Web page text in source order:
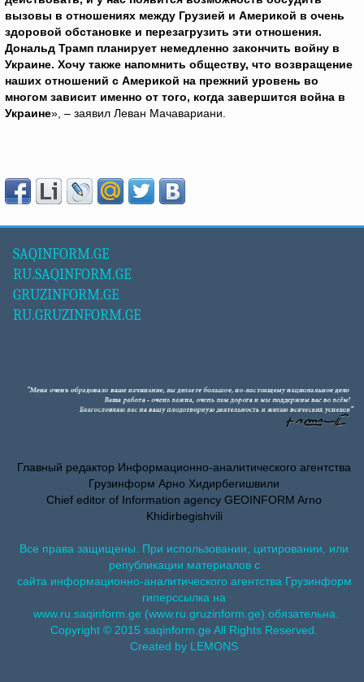
вызовы в отношениях между Грузией и Америкой в очень
здоровой обстановке и перезагрузить эти отношения.
Дональд Трамп планирует немедленно закончить войну в
Украине. Хочу также напомнить обществу, что возвращение
наших отношений с Америкой на прежний уровень во
многом зависит именно от того, когда завершится война в
Украине», – заявил Леван Мачавариани.
SAQINFORM.GE
RU.SAQINFORM.GE
GRUZINFORM.GE
RU.GRUZINFORM.GE
Главный редактор Информационно-аналитического агентства
Грузинформ Арно Хидирбегишвили
Chief editor of Information agency GEOINFORM Arno
Khidirbegishvili
Все права защищены. При использовании, цитировании, или
републикации материалов с
сайта информационно-аналитического агентства Грузинформ
гиперссылка на
www.ru.saqinform.ge (www.ru.gruzinform.ge) обязательна.
Copyright © 2015 saqinform.ge All Rights Reserved.
Created by LEMONS